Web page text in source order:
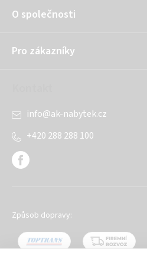
O společnosti
Pro zákazníky
info@ak-nabytek.cz
+420 288 288 100
Způsob dopravy: